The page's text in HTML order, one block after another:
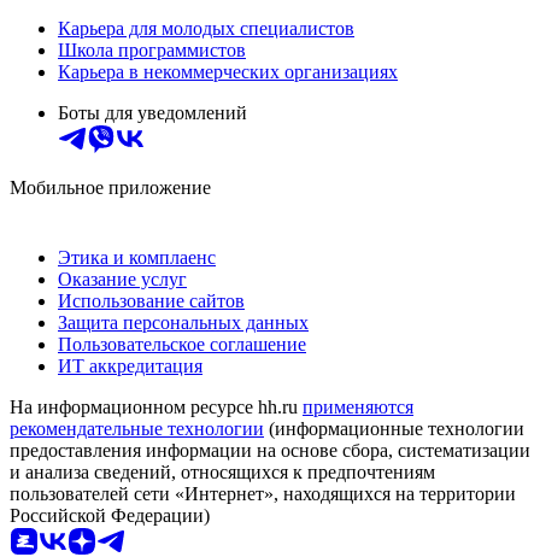
Карьера для молодых специалистов
Школа программистов
Карьера в некоммерческих организациях
Боты для уведомлений
Мобильное приложение
Этика и комплаенс
Оказание услуг
Использование сайтов
Защита персональных данных
Пользовательское соглашение
ИТ аккредитация
На информационном ресурсе hh.ru применяются
рекомендательные технологии (информационные технологии
предоставления информации на основе сбора, систематизации
и анализа сведений, относящихся к предпочтениям
пользователей сети «Интернет», находящихся на территории
Российской Федерации)